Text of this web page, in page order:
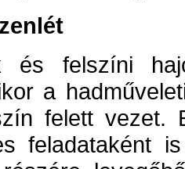
és felszíni
a
felett vezet.
feladataként